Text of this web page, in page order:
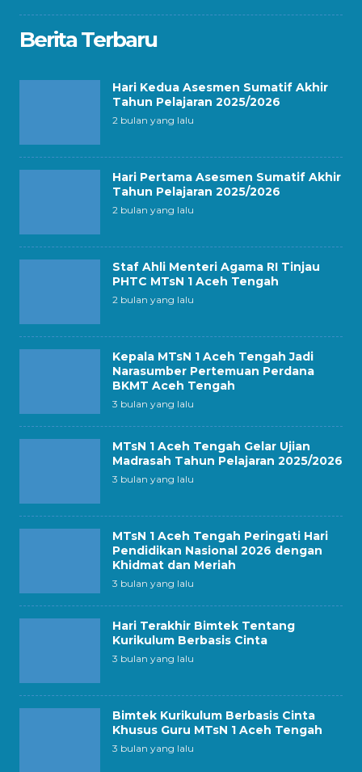
Berita Terbaru
Hari Kedua Asesmen Sumatif Akhir
Tahun Pelajaran 2025/2026
2 bulan yang lalu
Hari Pertama Asesmen Sumatif Akhir
Tahun Pelajaran 2025/2026
2 bulan yang lalu
Staf Ahli Menteri Agama RI Tinjau
PHTC MTsN 1 Aceh Tengah
2 bulan yang lalu
Kepala MTsN 1 Aceh Tengah Jadi
Narasumber Pertemuan Perdana
BKMT Aceh Tengah
3 bulan yang lalu
MTsN 1 Aceh Tengah Gelar Ujian
Madrasah Tahun Pelajaran 2025/2026
3 bulan yang lalu
MTsN 1 Aceh Tengah Peringati Hari
Pendidikan Nasional 2026 dengan
Khidmat dan Meriah
3 bulan yang lalu
Hari Terakhir Bimtek Tentang
Kurikulum Berbasis Cinta
3 bulan yang lalu
Bimtek Kurikulum Berbasis Cinta
Khusus Guru MTsN 1 Aceh Tengah
3 bulan yang lalu